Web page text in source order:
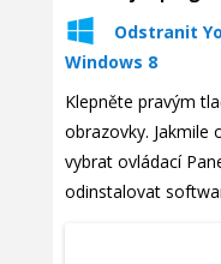
Odstranit
Windows 8
Klepněte pravým
obrazovky. Jakmile
vybrat ovládací
odinstalovat